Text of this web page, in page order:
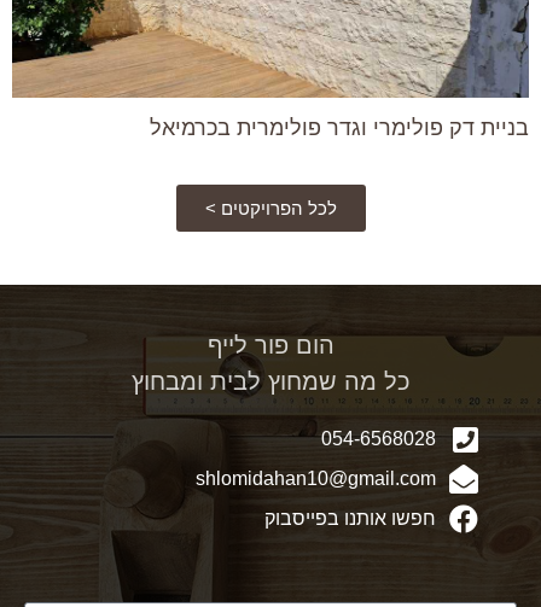
בניית דק פולימרי וגדר פולימרית בכרמיאל
לכל הפרויקטים >
הום פור לייף
כל מה שמחוץ לבית ומבחוץ
054-6568028
shlomidahan10@gmail.com
חפשו אותנו בפייסבוק